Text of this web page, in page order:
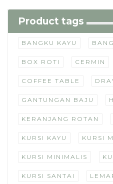
Product tags
BANGKU KAYU
BOX ROTI CERMIN
COFFEE TABLE
GANTUNGAN BAJU
KERANJANG ROTAN
KURSI KAYU KURSI
KURSI MINIMALIS
KURSI SANTAI